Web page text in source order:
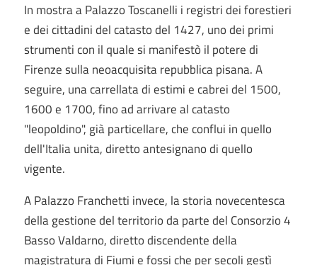
In mostra a Palazzo Toscanelli i registri dei forestieri
e dei cittadini del catasto del 1427, uno dei primi
strumenti con il quale si manifestò il potere di
Firenze sulla neoacquisita repubblica pisana. A
seguire, una carrellata di estimi e cabrei del 1500,
1600 e 1700, fino ad arrivare al catasto
"leopoldino", già particellare, che conflui in quello
dell'Italia unita, diretto antesignano di quello
vigente.
A Palazzo Franchetti invece, la storia novecentesca
della gestione del territorio da parte del Consorzio 4
Basso Valdarno, diretto discendente della
magistratura di Fiumi e fossi che per secoli gestì